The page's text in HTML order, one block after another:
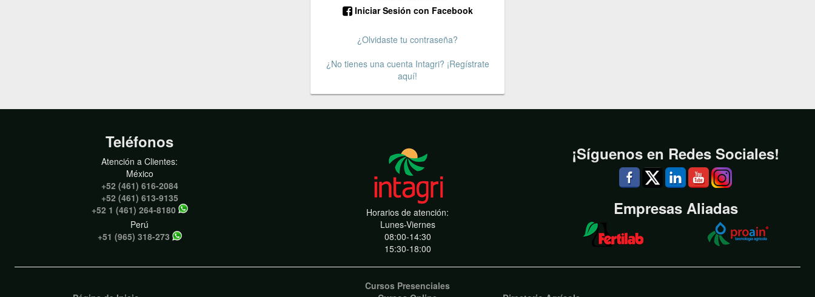
Iniciar Sesión con Facebook
¿Olvidaste tu contraseña?
¿No tienes una cuenta Intagri? ¡Regístrate
aquí!
Teléfonos
Atención a Clientes:
México
+52 (461) 616-2084
+52 (461) 613-9135
+52 1 (461) 264-8180
Perú
+51 (965) 318-273
Horarios de atención:
Lunes-Viernes
08:00-14:30
15:30-18:00
¡Síguenos en Redes Sociales!
Empresas Aliadas
Cursos Presenciales